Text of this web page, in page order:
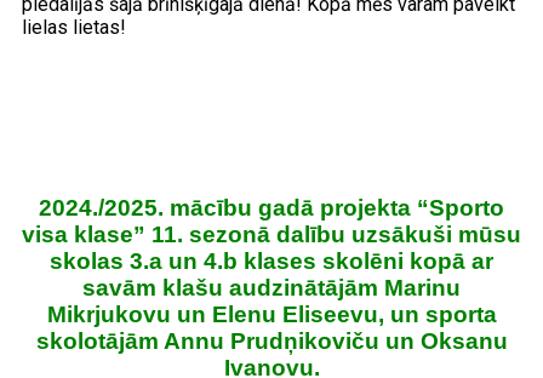
lielas lietas!
2024./2025. mācību gadā projekta “Sporto
visa klase” 11. sezonā dalību uzsākuši mūsu
skolas 3.a un 4.b klases skolēni kopā ar
savām klašu audzinātājām Marinu
Mikrjukovu un Elenu Eliseevu, un sporta
skolotājām Annu Prudņikoviču un Oksanu
Ivanovu.